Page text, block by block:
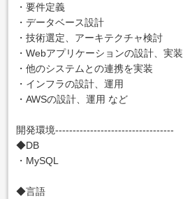
・要件定義
・データベース設計
・技術選定、アーキテクチャ検討
・Webアプリケーションの設計、実装
・他のシステムとの連携を実装
・インフラの設計、運用
・AWSの設計、運用 など
開発環境----------------------------------
◆DB
・MySQL
◆言語